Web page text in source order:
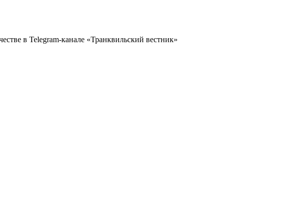
в Telegram-канале «Транквильский вестник»